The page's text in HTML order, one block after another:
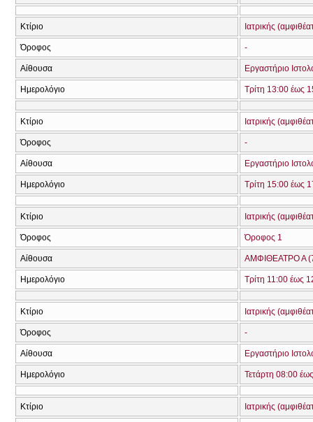
Κτίριο Ιατρικής
Όροφος -
Αίθουσα Εργαστήριο
Ημερολόγιο Τρίτη 13:00 έως
Κτίριο Ιατρικής
Όροφος -
Αίθουσα Εργαστήριο
Ημερολόγιο Τρίτη 15:00 έως
Κτίριο Ιατρικής
Όροφος Όροφος 1
Αίθουσα ΑΜΦΙΘΕΑΤΡΟ Α
Ημερολόγιο Τρίτη 11:00 έως
Κτίριο Ιατρικής
Όροφος -
Αίθουσα Εργαστήριο
Ημερολόγιο Τετάρτη 08:00
Κτίριο Ιατρικής